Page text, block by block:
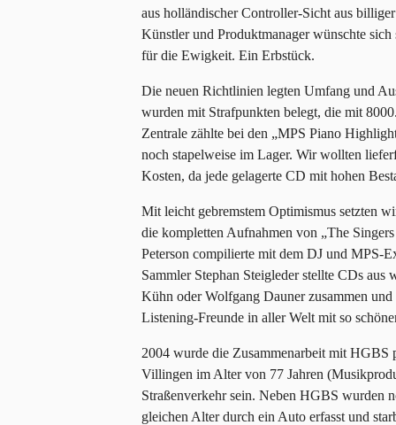
aus holländischer Controller-Sicht aus
Künstler und Produktmanager wünschte
für die Ewigkeit. Ein Erbstück.
Die neuen Richtlinien legten Umfang und
wurden mit Strafpunkten belegt, die mit
Zentrale zählte bei den „MPS Piano
noch stapelweise im Lager. Wir wollten
Kosten, da jede gelagerte CD mit hohen
Mit leicht gebremstem Optimismus setzten
die kompletten Aufnahmen von „The
Peterson compilierte mit dem DJ und MPS-
Sammler Stephan Steigleder stellte CDs
Kühn oder Wolfgang Dauner zusammen
Listening-Freunde in aller Welt mit so
2004 wurde die Zusammenarbeit mit
Villingen im Alter von 77 Jahren
Straßenverkehr sein. Neben HGBS wurden
gleichen Alter durch ein Auto erfasst und